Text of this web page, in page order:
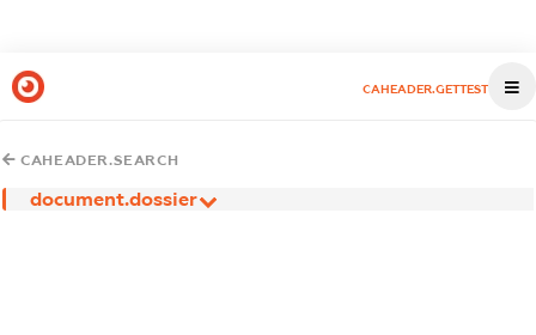
CAHEADER.GETTEST
CAHEADER.SEARCH
document.dossier